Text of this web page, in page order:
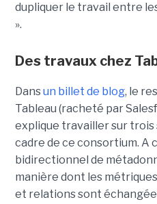
dupliquer le travail entre
».
Des travaux chez
Dansun billet de blog, le
Tableau (racheté par
explique travailler sur trois
cadre de ce consortium. A
bidirectionnel de
manière dont les
et relations sont